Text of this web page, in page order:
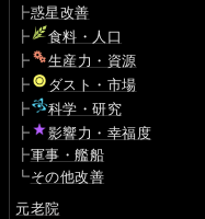
┣惑星改善
┣
食料・人口
┣
生産力・資源
┣
ダスト・市場
┣
科学・研究
┣
影響力・幸福度
┣軍事・艦船
┗その他改善
元老院